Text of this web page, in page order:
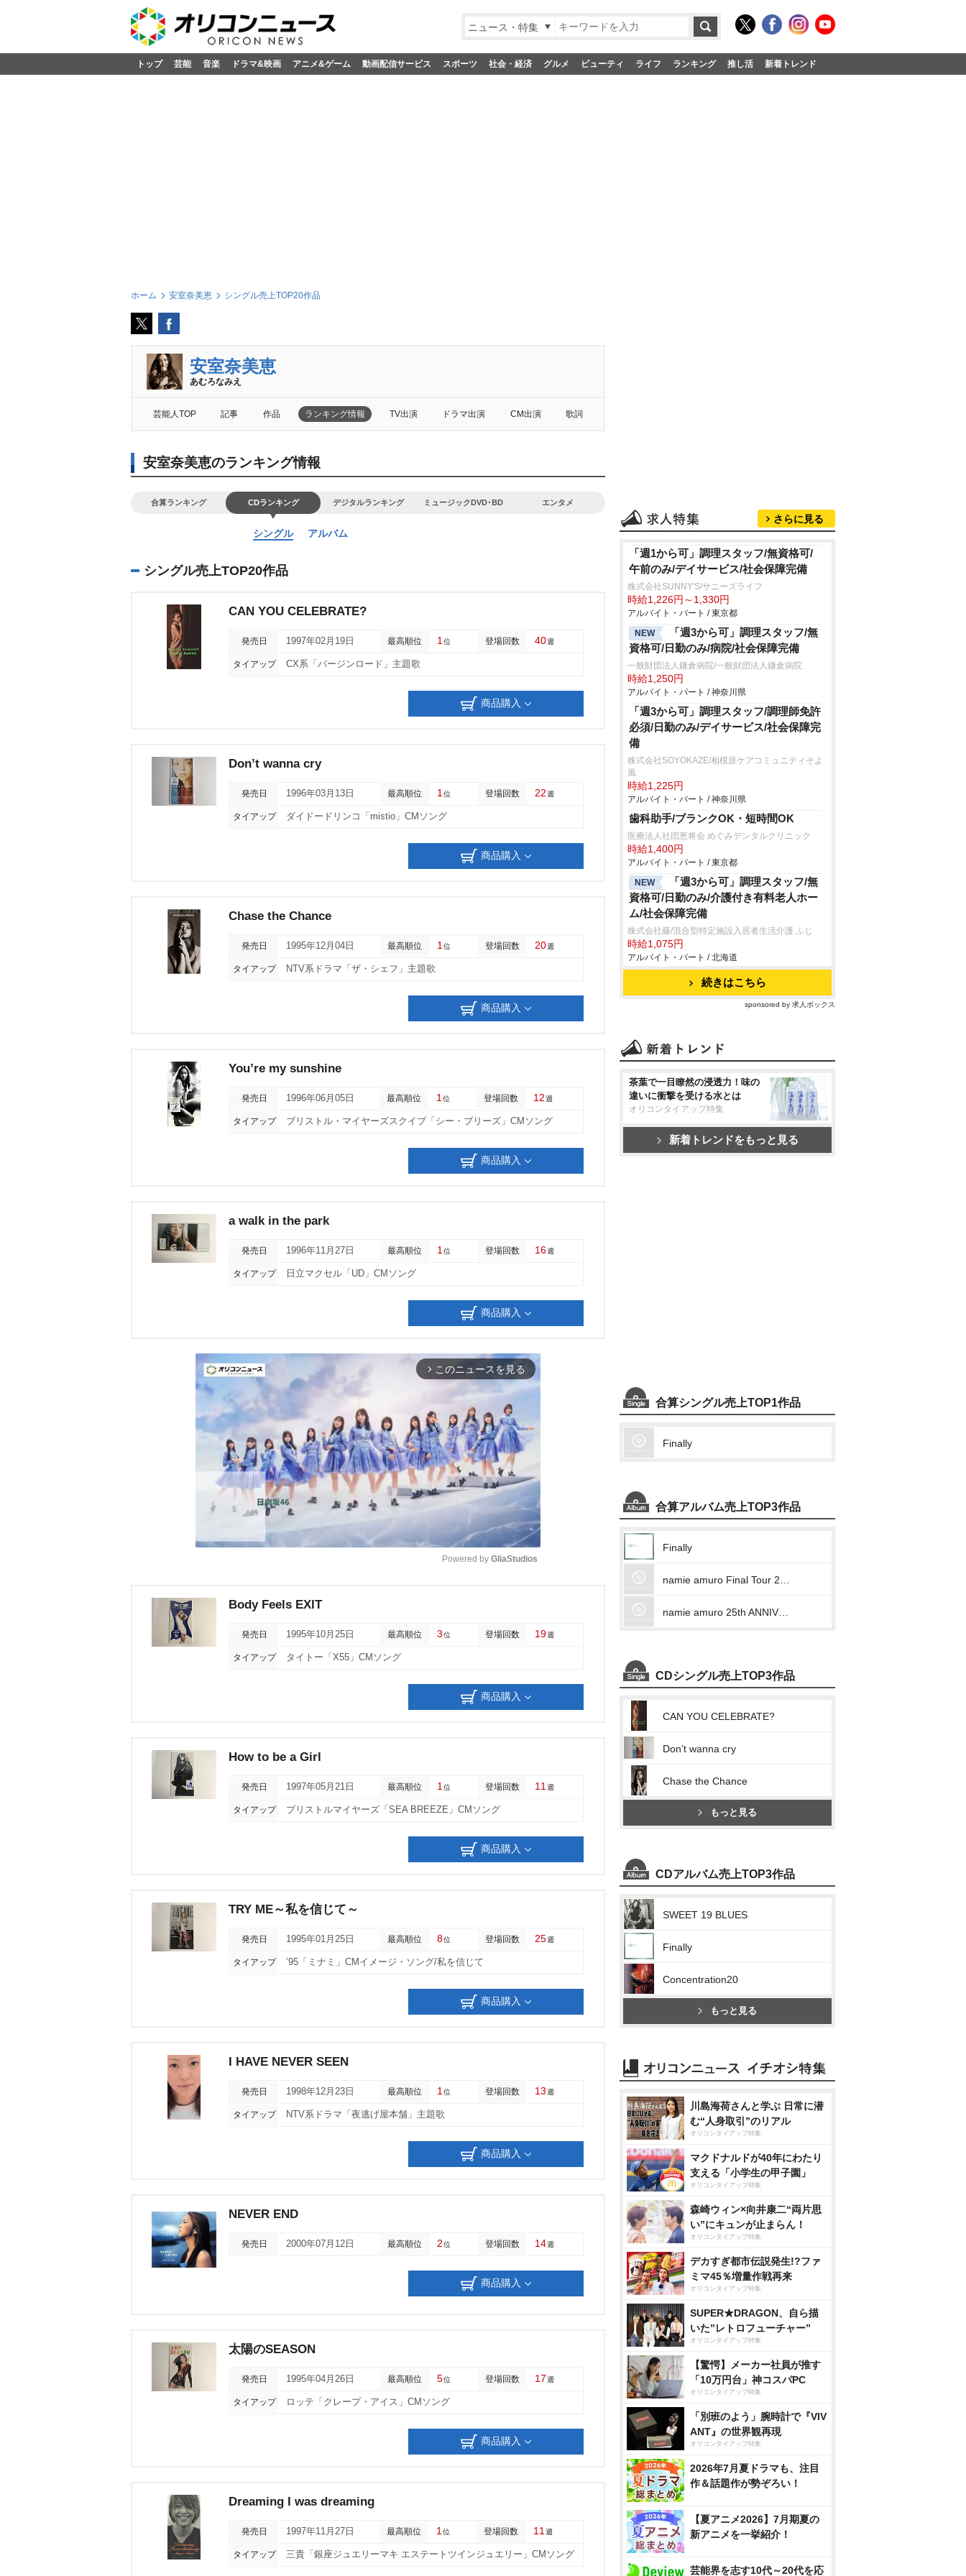
ニュース・特集
トップ 芸能 音楽 ドラマ&映画 アニメ&ゲーム 動画配信サービス スポーツ 社会・経済 グルメ ビューティ ライフ ランキング 推し活 新着トレンド
ホーム 安室奈美恵 シングル売上TOP20作品
安室奈美恵
あむろなみえ
芸能人TOP 記事 作品 ランキング情報 TV出演 ドラマ出演 CM出演 歌詞
安室奈美恵のランキング情報
合算ランキング CDランキング デジタルランキング ミュージックDVD･BD エンタメ
シングル アルバム
シングル売上TOP20作品
CAN YOU CELEBRATE?
発売日 1997年02月19日 最高順位 1 位 登場回数 40週
タイアップ CX系「バージンロード」主題歌
商品購入
Don’t wanna cry
発売日 1996年03月13日 最高順位 1 位 登場回数 22週
タイアップ ダイドードリンコ「mistio」CMソング
商品購入
Chase the Chance
発売日 1995年12月04日 最高順位 1 位 登場回数 20週
タイアップ NTV系ドラマ「ザ・シェフ」主題歌
商品購入
You’re my sunshine
発売日 1996年06月05日 最高順位 1 位 登場回数 12週
タイアップ ブリストル・マイヤーズスクイブ「シー・ブリーズ」CMソング
商品購入
a walk in the park
発売日 1996年11月27日 最高順位 1 位 登場回数 16週
タイアップ 日立マクセル「UD」CMソング
商品購入
arrow_forward_ios このニュースを見る
Powered by GliaStudios
Body Feels EXIT
発売日 1995年10月25日 最高順位 3位 登場回数 19週
タイアップ タイトー「X55」CMソング
商品購入
How to be a Girl
発売日 1997年05月21日 最高順位 1 位 登場回数 11 週
タイアップ ブリストルマイヤーズ「SEA BREEZE」CMソング
商品購入
TRY ME～私を信じて～
発売日 1995年01月25日 最高順位 8位 登場回数 25週
タイアップ ’95「ミナミ」CMイメージ・ソング/私を信じて
商品購入
I HAVE NEVER SEEN
発売日 1998年12月23日 最高順位 1 位 登場回数 13週
タイアップ NTV系ドラマ「夜逃げ屋本舗」主題歌
商品購入
NEVER END
発売日 2000年07月12日 最高順位 2位 登場回数 14週
商品購入
太陽のSEASON
発売日 1995年04月26日 最高順位 5位 登場回数 17週
タイアップ ロッテ「クレープ・アイス」CMソング
商品購入
Dreaming I was dreaming
発売日 1997年11月27日 最高順位 1 位 登場回数 11 週
タイアップ 三貴「銀座ジュエリーマキ エステートツインジュエリー」CMソング
さらに見る
「週1から可」調理スタッフ/無資格可/
午前のみ/デイサービス/社会保障完備
株式会社SUNNY'S/サニーズライフ
時給1,226円～1,330円
アルバイト・パート / 東京都
NEW
「週3から可」調理スタッフ/無
資格可/日勤のみ/病院/社会保障完備
一般財団法人鎌倉病院/一般財団法人鎌倉病院
時給1,250円
アルバイト・パート / 神奈川県
「週3から可」調理スタッフ/調理師免許
必須/日勤のみ/デイサービス/社会保障完
備
株式会社SOYOKAZE/相模原ケアコミュニティそよ
風
時給1,225円
アルバイト・パート / 神奈川県
歯科助手/ブランクOK・短時間OK
医療法人社団恵将会 めぐみデンタルクリニック
時給1,400円
アルバイト・パート / 東京都
NEW
「週3から可」調理スタッフ/無
資格可/日勤のみ/介護付き有料老人ホー
ム/社会保障完備
株式会社藤/混合型特定施設入居者生活介護 ふじ
時給1,075円
アルバイト・パート / 北海道
続きはこちら
sponsored by 求人ボックス
茶葉で一目瞭然の浸透力！味の
違いに衝撃を受ける水とは
オリコンタイアップ特集
新着トレンドをもっと見る
合算シングル売上TOP1作品
Finally
合算アルバム売上TOP3作品
Finally
CDシングル売上TOP3作品
CAN YOU CELEBRATE?
Don’t wanna cry
Chase the Chance
もっと見る
CDアルバム売上TOP3作品
SWEET 19 BLUES
Finally
Concentration20
もっと見る
川島海荷さんと学ぶ 日常に潜
む“人身取引”のリアル
オリコンタイアップ特集
マクドナルドが40年にわたり
支える「小学生の甲子園」
オリコンタイアップ特集
森崎ウィン×向井康二“両片思
い”にキュンが止まらん！
オリコンタイアップ特集
デカすぎ都市伝説発生!?ファ
ミマ45％増量作戦再来
オリコンタイアップ特集
SUPER★DRAGON、自ら描
いた”レトロフューチャー”
オリコンタイアップ特集
【驚愕】メーカー社員が推す
「10万円台」神コスパPC
オリコンタイアップ特集
「別班のよう」腕時計で『VIV
ANT』の世界観再現
オリコンタイアップ特集
2026年7月夏ドラマも、注目
作＆話題作が勢ぞろい！
【夏アニメ2026】7月期夏の
新アニメを一挙紹介！
芸能界を志す10代～20代を応